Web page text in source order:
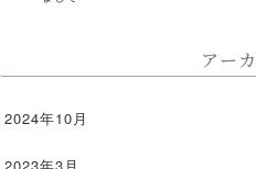
アー
2024年10月